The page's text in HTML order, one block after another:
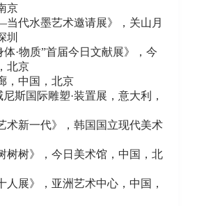
京
代水墨艺术邀请展》，关山月
圳
体·物质”首届今日文献展》，今
北京
，中国，北京
尼斯国际雕塑·装置展，意大利，
术新一代》，韩国国立现代美术
树树》，今日美术馆，中国，北
人展》，亚洲艺术中心，中国，